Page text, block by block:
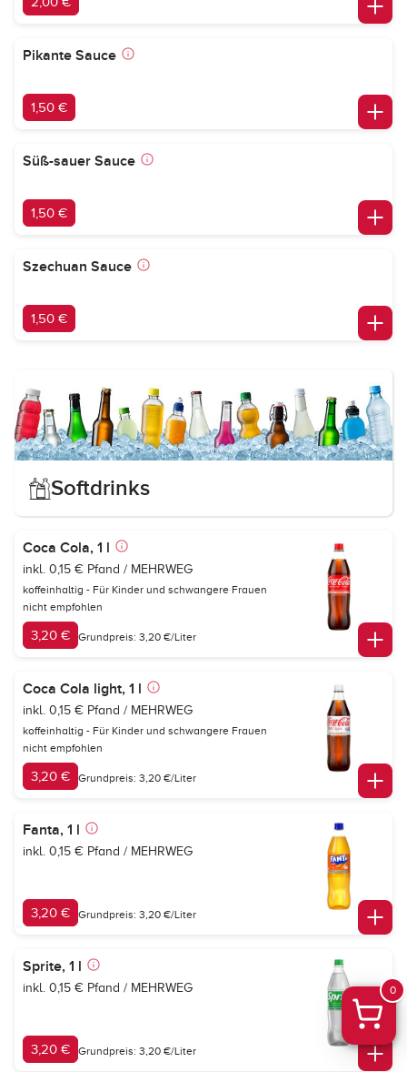
Pikante Sauce
1,50 €
Süß-sauer Sauce
1,50 €
Szechuan Sauce
1,50 €
Softdrinks
Coca Cola, 1 l
inkl. 0,15 € Pfand / MEHRWEG
koffeinhaltig - Für Kinder und schwangere Frauen
nicht empfohlen
3,20 € Grundpreis: 3,20 €/Liter
Coca Cola light, 1 l
inkl. 0,15 € Pfand / MEHRWEG
koffeinhaltig - Für Kinder und schwangere Frauen
nicht empfohlen
3,20 € Grundpreis: 3,20 €/Liter
Fanta, 1 l
inkl. 0,15 € Pfand / MEHRWEG
3,20 € Grundpreis: 3,20 €/Liter
Sprite, 1 l
inkl. 0,15 € Pfand / MEHRWEG
3,20 € Grundpreis: 3,20 €/Liter
0